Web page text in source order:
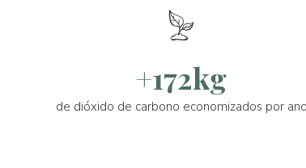
+172kg
de dióxido de carbono economizados por ano